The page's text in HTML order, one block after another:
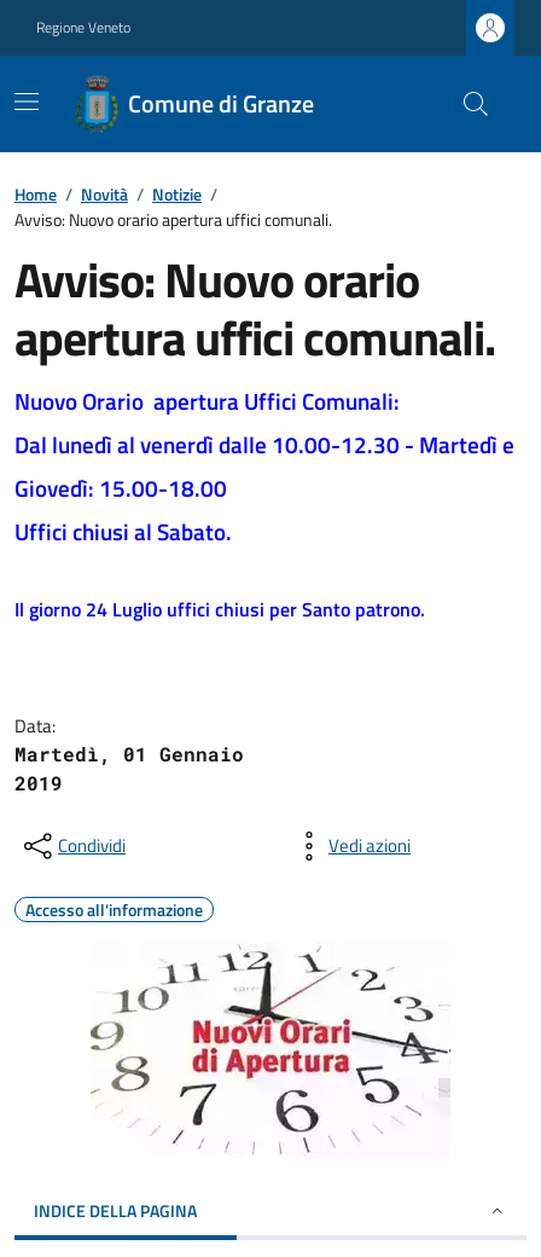
Regione Veneto
Comune di Granze
Home / Novità / Notizie /
Avviso: Nuovo orario apertura uffici comunali.
Avviso: Nuovo orario
apertura uffici comunali.
Nuovo Orario apertura Uffici Comunali:
Dal lunedì al venerdì dalle 10.00-12.30 - Martedì e
Giovedì: 15.00-18.00
Uffici chiusi al Sabato.
Il giorno 24 Luglio uffici chiusi per Santo patrono.
Data:
Martedì, 01 Gennaio
2019
Condividi Vedi azioni
Accesso all'informazione
INDICE DELLA PAGINA